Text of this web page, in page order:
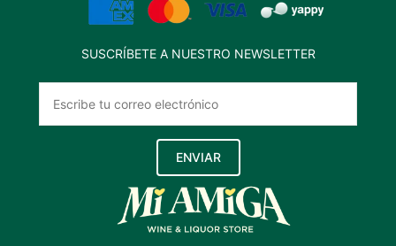
SUSCRÍBETE A NUESTRO NEWSLETTER
ENVIAR